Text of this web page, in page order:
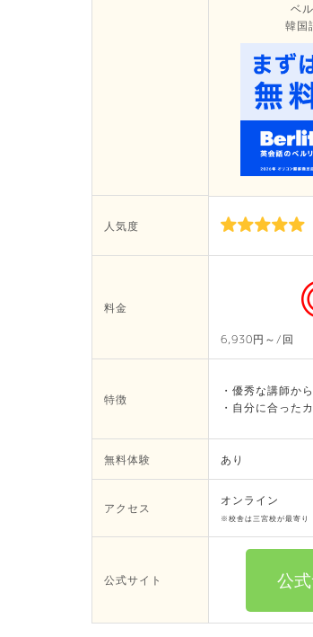
ベ
韓国
人気度
料金
6,930円～/回
特徴
・優秀な講師か
・自分に合った
無料体験 あり
アクセス
オンライン
※校舎は三宮校が最寄り
公式サイト 公